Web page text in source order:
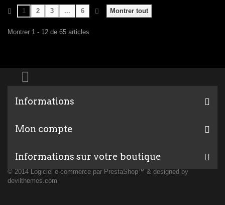
Montrer tout
1 2 3 ... 6
Montrer 1 - 12 de 65 articles
Informations
© 2014 Logiciel e-commerce par PrestaShop™ & designed by
devilthemes.com
Mon compte
Informations sur votre boutique